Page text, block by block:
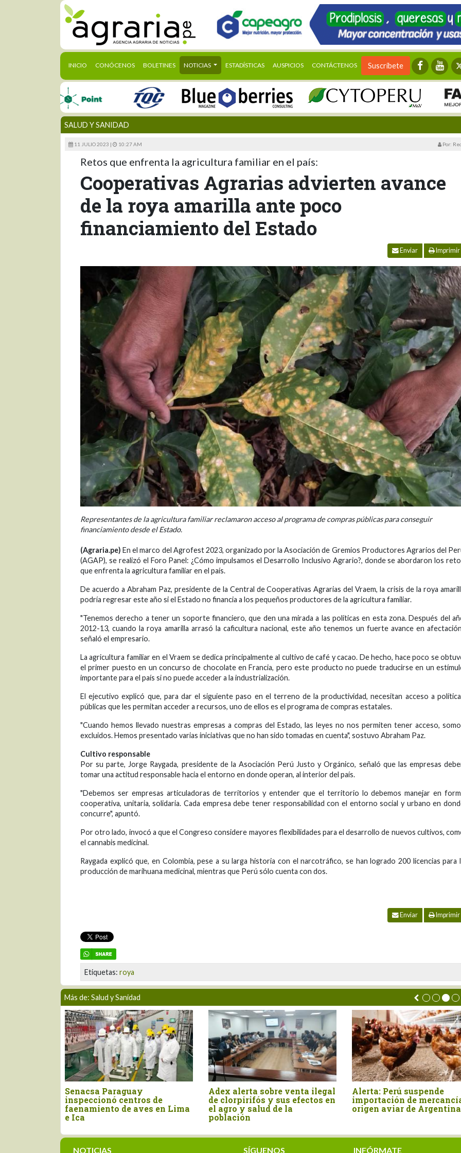
INICIO (CURRENT)
CONÓCENOS BOLETINES NOTICIAS ESTADÍSTICAS AUSPICIOS CONTÁCTENOS Suscríbete
SALUD Y SANIDAD
11 JULIO 2023 | 10:27 AM Por:
Retos que enfrenta la agricultura familiar en el país:
Cooperativas Agrarias advierten avance
de la roya amarilla ante poco
financiamiento del Estado
Enviar Imprimir
Representantes de la agricultura familiar reclamaron acceso al programa de compras públicas para conseguir
financiamiento desde el Estado.
(Agraria.pe) En el marco del Agrofest 2023, organizado por la Asociación de Gremios Productores Agrarios del
(AGAP), se realizó el Foro Panel: ¿Cómo impulsamos el Desarrollo Inclusivo Agrario?, donde se abordaron los
que enfrenta la agricultura familiar en el país.
De acuerdo a Abraham Paz, presidente de la Central de Cooperativas Agrarias del Vraem, la crisis de la roya
podría regresar este año si el Estado no financia a los pequeños productores de la agricultura familiar.
"Tenemos derecho a tener un soporte financiero, que den una mirada a las políticas en esta zona. Después del
2012-13, cuando la roya amarilla arrasó la caficultura nacional, este año tenemos un fuerte avance en
señaló el empresario.
La agricultura familiar en el Vraem se dedica principalmente al cultivo de café y cacao. De hecho, hace poco se
el primer puesto en un concurso de chocolate en Francia, pero este producto no puede traducirse en un
importante para el país si no puede acceder a la industrialización.
El ejecutivo explicó que, para dar el siguiente paso en el terreno de la productividad, necesitan acceso a
públicas que les permitan acceder a recursos, uno de ellos es el programa de compras estatales.
"Cuando hemos llevado nuestras empresas a compras del Estado, las leyes no nos permiten tener acceso,
excluidos. Hemos presentado varias iniciativas que no han sido tomadas en cuenta", sostuvo Abraham Paz.
Cultivo responsable
Por su parte, Jorge Raygada, presidente de la Asociación Perú Justo y Orgánico, señaló que las empresas
tomar una actitud responsable hacia el entorno en donde operan, al interior del país.
"Debemos ser empresas articuladoras de territorios y entender que el territorio lo debemos manejar en
cooperativa, unitaria, solidaria. Cada empresa debe tener responsabilidad con el entorno social y urbano en
concurre", apuntó.
Por otro lado, invocó a que el Congreso considere mayores flexibilidades para el desarrollo de nuevos cultivos,
el cannabis medicinal.
Raygada explicó que, en Colombia, pese a su larga historia con el narcotráfico, se han logrado 200 licencias para
producción de marihuana medicinal, mientras que Perú sólo cuenta con dos.
Enviar Imprimir
Etiquetas: roya
Más de: Salud y Sanidad
Alerta: Perú suspende
importación de mercancías de
origen aviar de Argentina
Programa PAIS y Senasa
vacunan a más de mil
cerdos contra la peste porcina
en Áncash
Perú: declaran la plaga
Frankliniella australis bajo
control oficial a nivel
NOTICIAS SÍGUENOS INFÓRMATE